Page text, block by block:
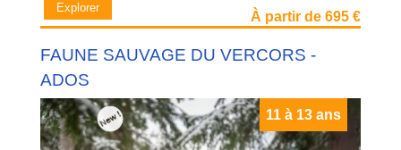
Explorer
À partir de 695 €
FAUNE SAUVAGE DU VERCORS -
ADOS
11 à 13 ans